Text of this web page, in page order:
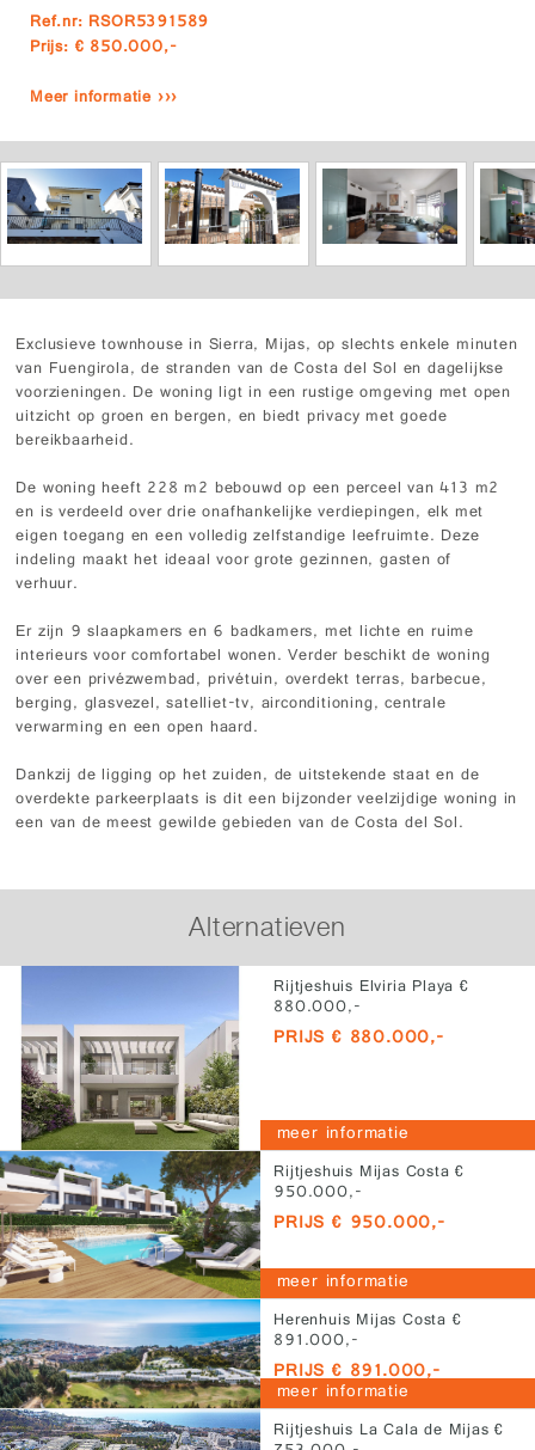
Ref.nr: RSOR5391589
Prijs: € 850.000,-
Meer informatie ›››
Exclusieve townhouse in Sierra, Mijas, op slechts enkele minuten
van Fuengirola, de stranden van de Costa del Sol en dagelijkse
voorzieningen. De woning ligt in een rustige omgeving met open
uitzicht op groen en bergen, en biedt privacy met goede
bereikbaarheid.
De woning heeft 228 m2 bebouwd op een perceel van 413 m2
en is verdeeld over drie onafhankelijke verdiepingen, elk met
eigen toegang en een volledig zelfstandige leefruimte. Deze
indeling maakt het ideaal voor grote gezinnen, gasten of
verhuur.
Er zijn 9 slaapkamers en 6 badkamers, met lichte en ruime
interieurs voor comfortabel wonen. Verder beschikt de woning
over een privézwembad, privétuin, overdekt terras, barbecue,
berging, glasvezel, satelliet-tv, airconditioning, centrale
verwarming en een open haard.
Dankzij de ligging op het zuiden, de uitstekende staat en de
overdekte parkeerplaats is dit een bijzonder veelzijdige woning in
een van de meest gewilde gebieden van de Costa del Sol.
Alternatieven
Rijtjeshuis Elviria Playa €
880.000,-
PRIJS € 880.000,-
meer informatie
Rijtjeshuis Mijas Costa €
950.000,-
PRIJS € 950.000,-
meer informatie
Herenhuis Mijas Costa €
891.000,-
PRIJS € 891.000,-
meer informatie
Rijtjeshuis La Cala de Mijas €